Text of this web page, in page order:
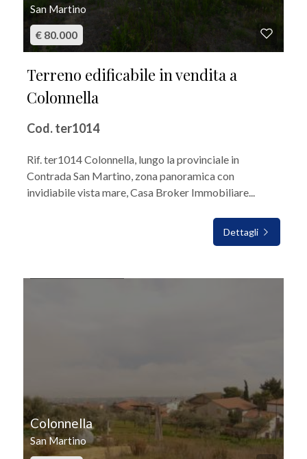
San Martino
€ 80.000
Terreno edificabile in vendita a
Colonnella
Cod. ter1014
Rif. ter1014 Colonnella, lungo la provinciale in
Contrada San Martino, zona panoramica con
invidiabile vista mare, Casa Broker Immobiliare...
Dettagli
Colonnella
San Martino